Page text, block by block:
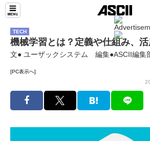
TECH
機械学習とは？定義や仕組み、
文● ユーザックシステム 編集●ASCII編集
[PC表示へ]